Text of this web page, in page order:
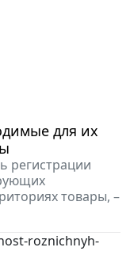
для их
регистрации
товары, –